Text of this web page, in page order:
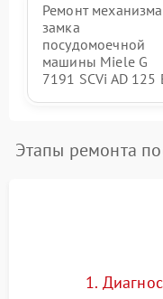
Ремонт механизма
замка
посудомоечной
машины Miele G
7191 SCVi AD 125
Этапы ремонта
1.